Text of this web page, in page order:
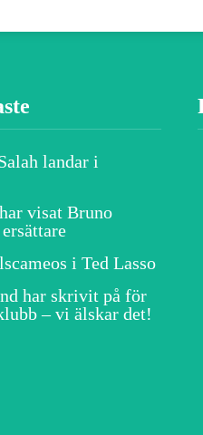
landar i
visat Bruno
i Ted Lasso
har skrivit på för
– vi älskar det!